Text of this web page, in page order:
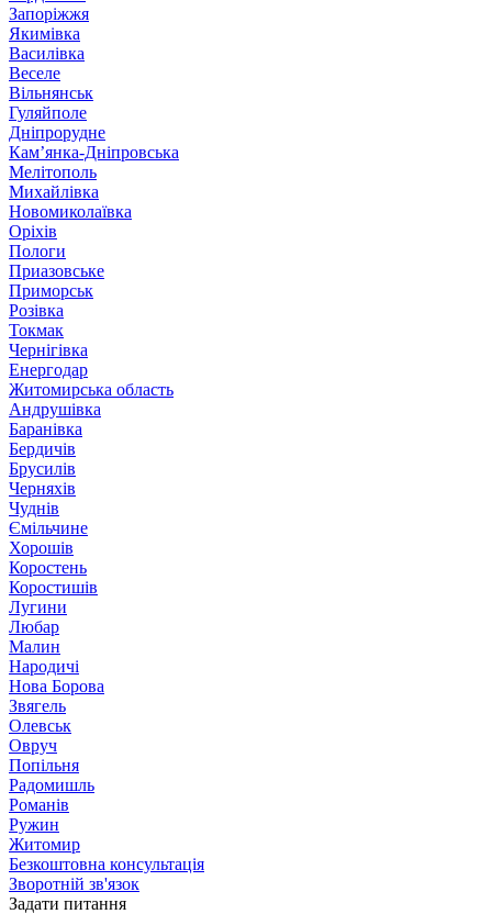
Запоріжжя
Якимівка
Василівка
Веселе
Вільнянськ
Гуляйполе
Дніпрорудне
Кам’янка-Дніпровська
Мелітополь
Михайлівка
Новомиколаївка
Оріхів
Пологи
Приазовське
Приморськ
Розівка
Токмак
Чернігівка
Енергодар
Житомирська область
Андрушівка
Баранівка
Бердичів
Брусилів
Черняхів
Чуднів
Ємільчине
Хорошів
Коростень
Коростишів
Лугини
Любар
Малин
Народичі
Нова Борова
Звягель
Олевськ
Овруч
Попільня
Радомишль
Романів
Ружин
Житомир
Безкоштовна консультація
Зворотній зв'язок
Задати питання